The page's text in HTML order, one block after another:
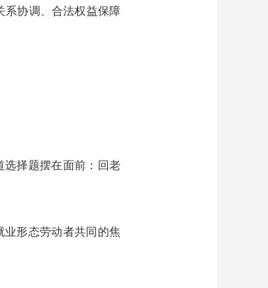
系协调、合法权益保障
择题摆在面前：回老
形态劳动者共同的焦